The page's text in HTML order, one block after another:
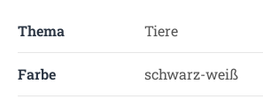
Thema Tiere
Farbe schwarz-weiß